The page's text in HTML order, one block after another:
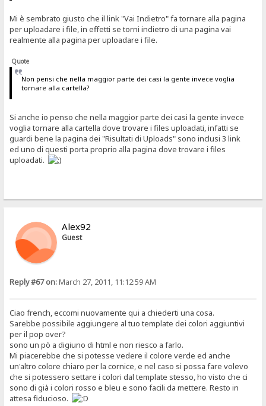
Mi è sembrato giusto che il link "Vai Indietro" fa tornare alla pagina
per uploadare i file, in effetti se torni indietro di una pagina vai
realmente alla pagina per uploadare i file.
Quote
Non pensi che nella maggior parte dei casi la gente invece voglia
tornare alla cartella?
Si anche io penso che nella maggior parte dei casi la gente invece
voglia tornare alla cartella dove trovare i files uploadati, infatti se
guardi bene la pagina dei "Risultati di Uploads" sono inclusi 3 link
ed uno di questi porta proprio alla pagina dove trovare i files
uploadati.
Alex92
Guest
Reply #67 on:March 27, 2011, 11:12:59 AM
Ciao french, eccomi nuovamente qui a chiederti una cosa.
Sarebbe possibile aggiungere al tuo template dei colori aggiuntivi
per il pop over?
sono un pò a digiuno di html e non riesco a farlo.
Mi piacerebbe che si potesse vedere il colore verde ed anche
un'altro colore chiaro per la cornice, e nel caso si possa fare volevo
che si potessero settare i colori dal template stesso, ho visto che ci
sono di già i colori rosso e bleu e sono facili da mettere. Resto in
attesa fiducioso.